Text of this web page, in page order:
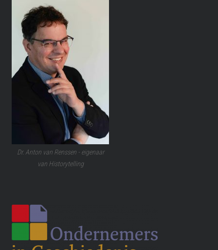
Dr. Anton van Renssen - eigenaar
van Historytelling